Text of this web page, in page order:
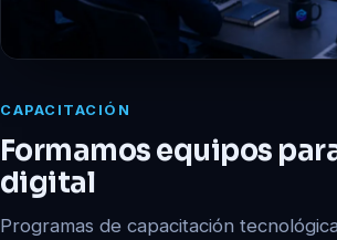
CAPACITACIÓN
Formamos equipos
digital
Programas de capacitación